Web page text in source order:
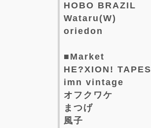
HOBO BRAZIL
Wataru(W)
oriedon
■Market
HE?XION! TAPES
imn vintage
オフクワケ
まつげ
風子